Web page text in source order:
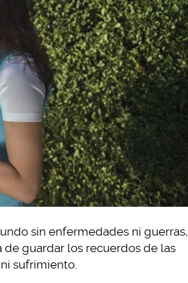
sin enfermedades ni guerras,
de guardar los recuerdos de las
sufrimiento.